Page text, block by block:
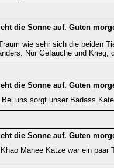
die Sonne auf. Guten
wie sehr sich die beiden
Nur Gefauche und Krieg,
die Sonne auf. Guten
uns sorgt unser Badass
die Sonne auf. Guten
Manee Katze war ein